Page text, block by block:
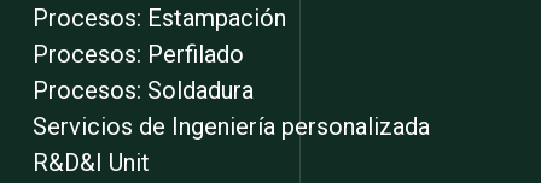
Procesos: Estampación
Procesos: Perfilado
Procesos: Soldadura
Servicios de Ingeniería personalizada
R&D&I Unit